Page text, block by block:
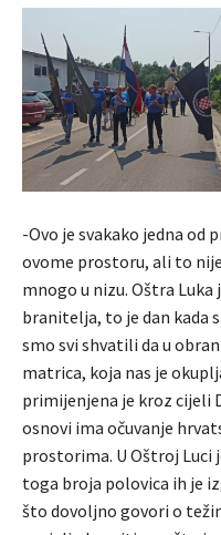
-Ovo je svakako jedna od
ovome prostoru, ali to
mnogo u nizu. Oštra Luka
branitelja, to je dan kada
smo svi shvatili da u
matrica, koja nas je
primijenjena je kroz cijeli
osnovi ima očuvanje
prostorima. U Oštroj Luci
toga broja polovica ih je
što dovoljno govori o